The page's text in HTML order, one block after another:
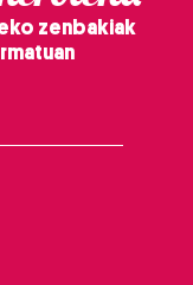
zenbakiak